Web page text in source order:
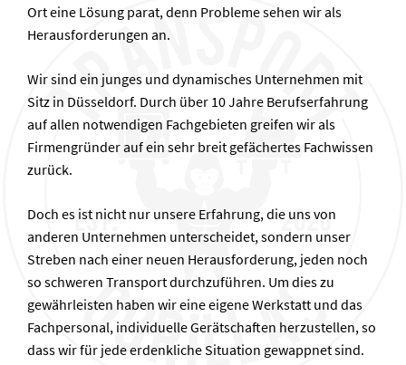
Ort eine Lösung parat, denn Probleme sehen wir als
Herausforderungen an.
Wir sind ein junges und dynamisches Unternehmen mit
Sitz in Düsseldorf. Durch über 10 Jahre Berufserfahrung
auf allen notwendigen Fachgebieten greifen wir als
Firmengründer auf ein sehr breit gefächertes Fachwissen
zurück.
Doch es ist nicht nur unsere Erfahrung, die uns von
anderen Unternehmen unterscheidet, sondern unser
Streben nach einer neuen Herausforderung, jeden noch
so schweren Transport durchzuführen. Um dies zu
gewährleisten haben wir eine eigene Werkstatt und das
Fachpersonal, individuelle Gerätschaften herzustellen, so
dass wir für jede erdenkliche Situation gewappnet sind.